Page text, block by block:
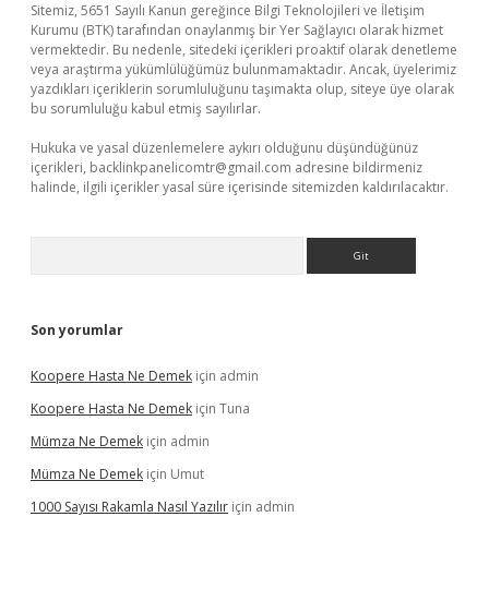
Sitemiz, 5651 Sayılı Kanun gereğince Bilgi Teknolojileri ve İletişim
Kurumu (BTK) tarafından onaylanmış bir Yer Sağlayıcı olarak hizmet
vermektedir. Bu nedenle, sitedeki içerikleri proaktif olarak denetleme
veya araştırma yükümlülüğümüz bulunmamaktadır. Ancak, üyelerimiz
yazdıkları içeriklerin sorumluluğunu taşımakta olup, siteye üye olarak
bu sorumluluğu kabul etmiş sayılırlar.
Hukuka ve yasal düzenlemelere aykırı olduğunu düşündüğünüz
içerikleri, backlinkpanelicomtr@gmail.com adresine bildirmeniz
halinde, ilgili içerikler yasal süre içerisinde sitemizden kaldırılacaktır.
Son yorumlar
Koopere Hasta Ne Demek için admin
Koopere Hasta Ne Demek için Tuna
Mümza Ne Demek için admin
Mümza Ne Demek için Umut
1000 Sayısı Rakamla Nasıl Yazılır için admin